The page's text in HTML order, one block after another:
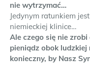
nie wytrzymać…
Jedynym ratunkiem
niemieckiej klinice…
Ale czego się nie
pieniądz obok ludzkiej
konieczny, by Nasz